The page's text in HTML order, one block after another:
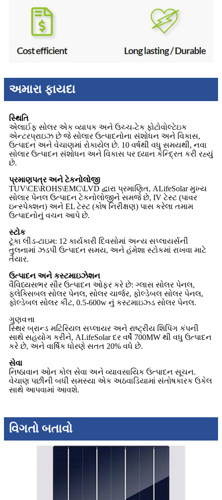
અમારા ફાયદા
સ્થિતિ
એલાઈફ સોલર એક વ્યાપક અને ઉચ્ચ-ટેક ફોટોવોલ્ટેઇક
એન્ટરપ્રાઇઝ છે જે સોલાર ઉત્પાદનોના સંશોધન અને વિકાસ,
ઉત્પાદન અને વેચાણમાં રોકાયેલ છે. 10 વર્ષથી વધુ સમયથી, નવા
સોલાર ઉત્પાદન સંશોધન અને વિકાસ પર ધ્યાન કેન્દ્રિત કરી રહ્યું
છે.
પ્રમાણપત્ર અને ટેકનોલોજી
TUV\CE\ROHS\EMC\LVD દ્વારા પ્રમાણિત, ALifeSolar મુખ્ય
સોલાર પેનલ ઉત્પાદન ટેકનોલોજીને સમજે છે, IV ટેસ્ટ (પાવર
ઇન્સ્પેક્શન) અને EL ટેસ્ટ (કોષ નિરીક્ષણ) પાસ કરેલા તમામ
ઉત્પાદનોનું વચન આપે છે.
સ્ટોક
ટૂંકા લીડ-ટાઇમ: 12 કાર્યકારી દિવસોમાં અન્ય સપ્લાયર્સની
તુલનામાં ઝડપી ઉત્પાદન સમય, અને હંમેશા સ્ટોકમાં રાખવા માટે
તૈયાર.
ઉત્પાદન અને કસ્ટમાઇઝેશન
વૈવિધ્યસભર સૌર ઉત્પાદન ઓફર કરે છે: ગ્લાસ સોલર પેનલ,
ફ્લેક્સિબલ સોલર પેનલ, સોલર ચાર્જર, ફોલ્ડેબલ સોલર પેનલ,
ફોલ્ડેબલ સોલર કીટ, 0.5-600w નું કસ્ટમાઇઝ્ડ સોલર પેનલ.
ગુણવત્તા
સ્થિર બ્રાન્ડ મટિરિયલ સપ્લાયર અને રાષ્ટ્રીય શિપિંગ કંપની
સાથે સહયોગ કરીને, ALifeSolar દર વર્ષે 700MW થી વધુ ઉત્પાદન
કરે છે, અને વાર્ષિક ધોરણે સતત 20% વધે છે.
સેવા
નિષ્ઠાવાન ઓન કોલ સેવા અને વ્યાવસાયિક ઉત્પાદન સૂચન.
વેચાણ પછીની બધી સમસ્યા એક અઠવાડિયામાં સંતોષકારક ઉકેલ
સાથે આપવામાં આવશે.
વિગતો બતાવો